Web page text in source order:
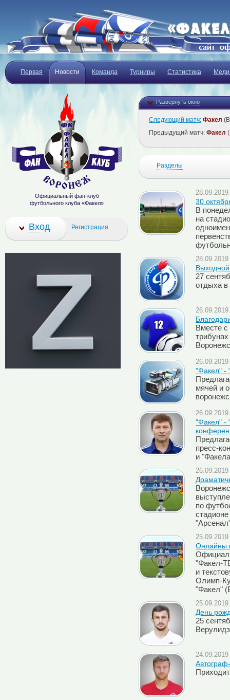
Первая Новости Команда Турниры Статистика
Развернуть окно
Следующий матч: Факел
Предыдущий матч: Факел
Разделы
30
В
на
27
отдыха в
Вместе
"Факел" -
мячей и
"Факел" -
пресс-
и
по
Онлайны
"Факел-
и
Олимп-
"Факел"
День
25
Официальный фан-клуб
футбольного клуба «Факел»
Вход Регистрация